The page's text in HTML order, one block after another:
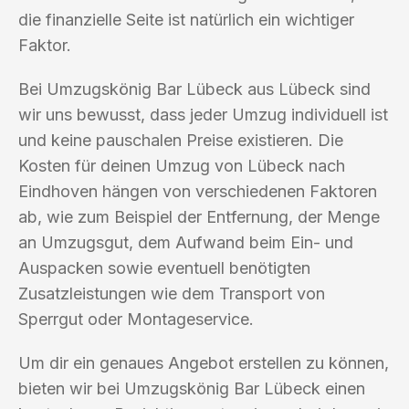
die finanzielle Seite ist natürlich ein wichtiger
Faktor.
Bei Umzugskönig Bar Lübeck aus Lübeck sind
wir uns bewusst, dass jeder Umzug individuell ist
und keine pauschalen Preise existieren. Die
Kosten für deinen Umzug von Lübeck nach
Eindhoven hängen von verschiedenen Faktoren
ab, wie zum Beispiel der Entfernung, der Menge
an Umzugsgut, dem Aufwand beim Ein- und
Auspacken sowie eventuell benötigten
Zusatzleistungen wie dem Transport von
Sperrgut oder Montageservice.
Um dir ein genaues Angebot erstellen zu können,
bieten wir bei Umzugskönig Bar Lübeck einen